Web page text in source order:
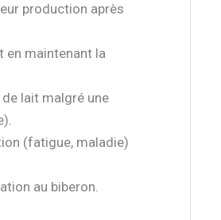
production après
en maintenant la
lait malgré une
(fatigue, maladie)
au biberon.